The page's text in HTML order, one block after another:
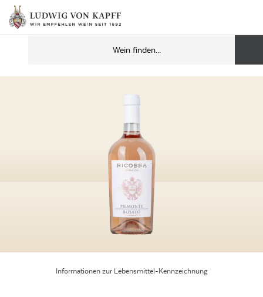
Informationen zur Lebensmittel-Kennzeichnung